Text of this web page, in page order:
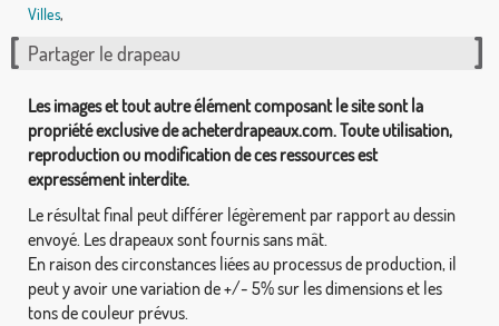
Villes,
Partager le drapeau
Les images et tout autre élément composant le site sont la
propriété exclusive de acheterdrapeaux.com. Toute utilisation,
reproduction ou modification de ces ressources est
expressément interdite.
Le résultat final peut différer légèrement par rapport au dessin
envoyé. Les drapeaux sont fournis sans mât.
En raison des circonstances liées au processus de production, il
peut y avoir une variation de +/- 5% sur les dimensions et les
tons de couleur prévus.